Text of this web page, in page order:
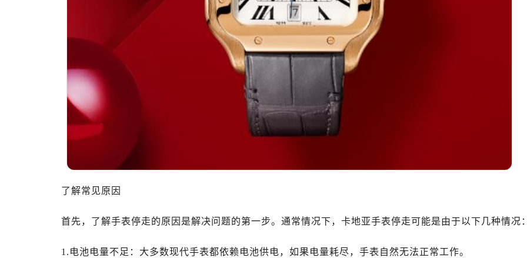
了解常见原因
首先，了解手表停走的原因是解决问题的第一步。通常情况下，卡地亚手表停走可能是由于以下几种情况：
1.电池电量不足：大多数现代手表都依赖电池供电，如果电量耗尽，手表自然无法正常工作。